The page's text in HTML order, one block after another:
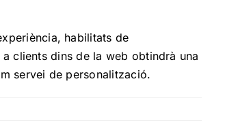
habilitats de
clients dins de la web obtindrà una
servei de personalització.